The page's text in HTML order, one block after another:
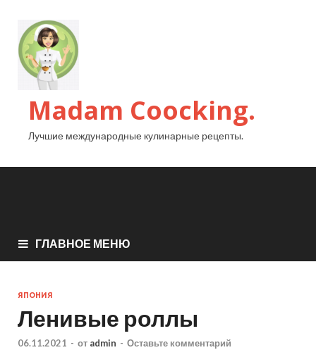
Madam Coocking.
Лучшие международные кулинарные рецепты.
ГЛАВНОЕ МЕНЮ
ЯПОНИЯ
Ленивые роллы
06.11.2021 - от admin - Оставьте комментарий